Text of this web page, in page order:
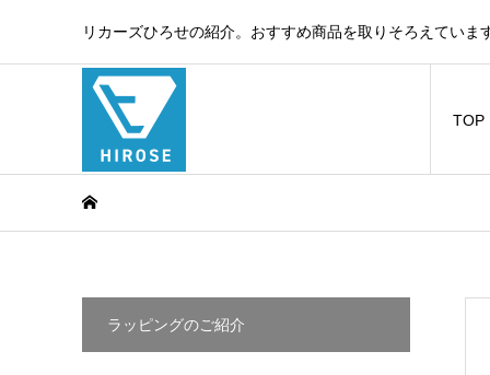
リカーズひろせの紹介。おすすめ商品を取りそろえていま
TOP
ラッピングのご紹介